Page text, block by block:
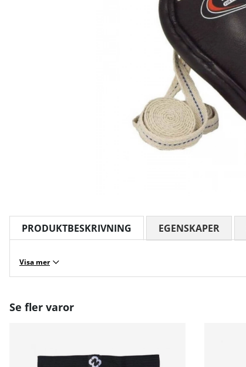
PRODUKTBESKRIVNING
Visa mer
EGENSKAPER
Se fler varor